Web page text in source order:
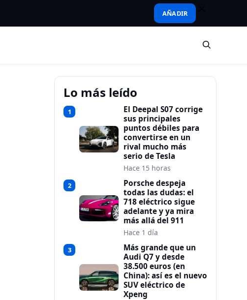
AÑADIR
Lo más leído
1
El Deepal S07 corrige
sus principales
puntos débiles para
convertirse en un
rival mucho más
serio de Tesla
Hace 15 horas
2
Porsche despeja
todas las dudas: el
718 eléctrico sigue
adelante y ya mira
más allá del 911
Hace 1 día
3
Más grande que un
Audi Q7 y desde
38.500 euros (en
China): así es el nuevo
SUV eléctrico de
Xpeng